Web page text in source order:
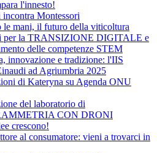
l'innesto!
Montessori
le mani, il futuro della viticoltura
per la TRANSIZIONE DIGITALE e
delle competenze STEM
innovazione e tradizione: l'IIS
ad Agriumbria 2025
di Kateryna su Agenda ONU
del laboratorio di
CON DRONI
crescono!
al consumatore: vieni a trovarci in